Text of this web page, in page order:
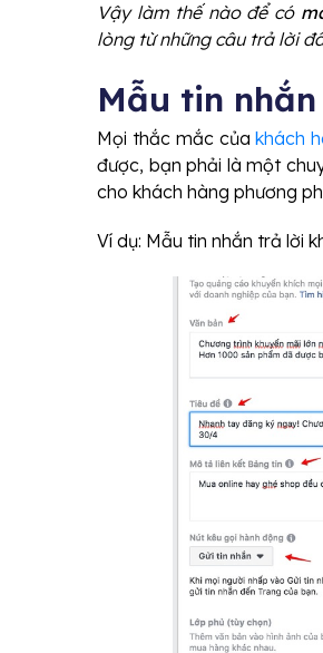
Vậy làm thế nào để có
lòng từ những câu trả lời
Mẫu tin
Mọi thắc mắc củakhách
được, bạn phải là một
cho khách hàng phương
Ví dụ: Mẫu tin nhắn trả lời